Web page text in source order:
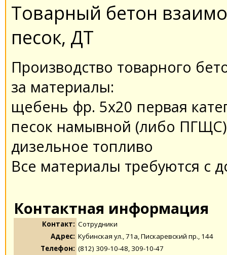
Товарный бетон
песок, ДТ
Производство товарного
за материалы:
щебень фр. 5х20 первая
песок намывной (либо
дизельное топливо
Все материалы требуются с
Контактная информация
Контакт: Сотрудники
Адрес: Кубинская ул., 71а, Пискаревский пр., 144
Телефон: (812) 309-10-48, 309-10-47